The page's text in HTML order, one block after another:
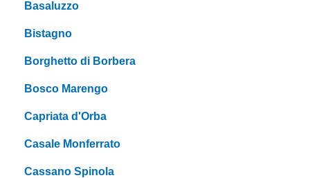
Basaluzzo
Bistagno
Borghetto di Borbera
Bosco Marengo
Capriata d'Orba
Casale Monferrato
Cassano Spinola